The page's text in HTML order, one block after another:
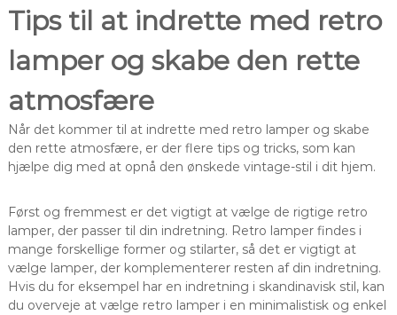
Tips til at indrette med retro
lamper og skabe den rette
atmosfære
Når det kommer til at indrette med retro lamper og skabe
den rette atmosfære, er der flere tips og tricks, som kan
hjælpe dig med at opnå den ønskede vintage-stil i dit hjem.
Først og fremmest er det vigtigt at vælge de rigtige retro
lamper, der passer til din indretning. Retro lamper findes i
mange forskellige former og stilarter, så det er vigtigt at
vælge lamper, der komplementerer resten af din indretning.
Hvis du for eksempel har en indretning i skandinavisk stil, kan
du overveje at vælge retro lamper i en minimalistisk og enkel